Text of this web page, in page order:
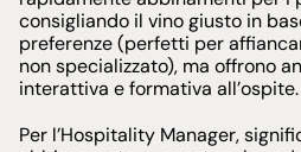
consigliando il vino giusto in
preferenze (perfetti per
non specializzato), ma offrono
interattiva e formativa all’ospite.
Per l’Hospitality Manager,